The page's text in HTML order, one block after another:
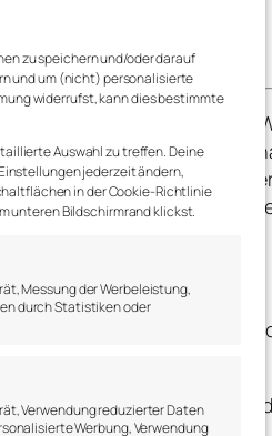
zu speichern und/oder darauf
und um (nicht) personalisierte
widerrufst, kann dies bestimmte
Auswahl zu treffen. Deine
jederzeit ändern,
in der Cookie-Richtlinie
unteren Bildschirmrand klickst.
Messung der Werbeleistung,
durch Statistiken oder
Verwendung reduzierter Daten
Werbung, Verwendung
dass sie besser werden.
dich jetzt“. Manchmal
gibt viele Ansätze, um
Akronym TARGET
langweilig werden. Es
ganz normal geübt